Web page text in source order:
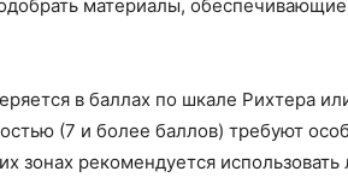
материалы,
в баллах по шкале Рихтера
(7 и более баллов) требуют
зонах рекомендуется использовать